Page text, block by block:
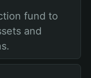
fund to
and